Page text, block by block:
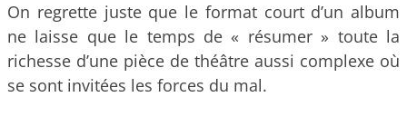
On regrette juste que le format court d’un album
ne laisse que le temps de « résumer » toute la
richesse d’une pièce de théâtre aussi complexe où
se sont invitées les forces du mal.